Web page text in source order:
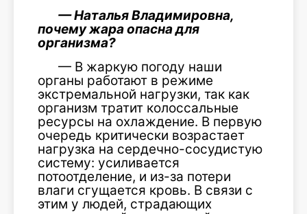
— Наталья Владимировна,
почему жара опасна для
организма?
— В жаркую погоду наши
органы работают в режиме
экстремальной нагрузки, так как
организм тратит колоссальные
ресурсы на охлаждение. В первую
очередь критически возрастает
нагрузка на сердечно-сосудистую
систему: усиливается
потоотделение, и из-за потери
влаги сгущается кровь. В связи с
этим у людей, страдающих